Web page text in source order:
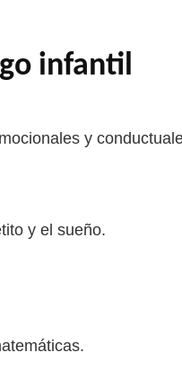
infantil
y
y el sueño.